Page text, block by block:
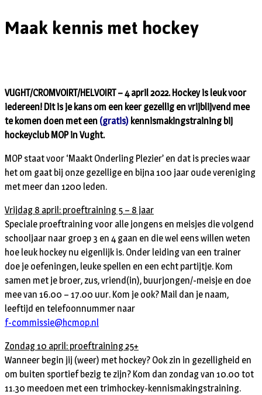
Maak kennis met hockey
VUGHT/CROMVOIRT/HELVOIRT – 4 april 2022. Hockey is leuk voor
iedereen! Dit is je kans om een keer gezellig en vrijblijvend mee
te komen doen met een (gratis) kennismakingstraining bij
hockeyclub MOP in Vught.
MOP staat voor ‘Maakt Onderling Plezier’ en dat is precies waar
het om gaat bij onze gezellige en bijna 100 jaar oude vereniging
met meer dan 1200 leden.
Vrijdag 8 april: proeftraining 5 – 8 jaar
Speciale proeftraining voor alle jongens en meisjes die volgend
schooljaar naar groep 3 en 4 gaan en die wel eens willen weten
hoe leuk hockey nu eigenlijk is. Onder leiding van een trainer
doe je oefeningen, leuke spellen en een echt partijtje. Kom
samen met je broer, zus, vriend(in), buurjongen/-meisje en doe
mee van 16.00 – 17.00 uur. Kom je ook? Mail dan je naam,
leeftijd en telefoonnummer naar
f-commissie@hcmop.nl
Zondag 10 april: proeftraining 25+
Wanneer begin jij (weer) met hockey? Ook zin in gezelligheid en
om buiten sportief bezig te zijn? Kom dan zondag van 10.00 tot
11.30 meedoen met een trimhockey-kennismakingstraining.